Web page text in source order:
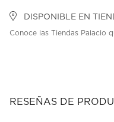
DISPONIBLE EN
Conoce las Tiendas Palacio
RESEÑAS DE